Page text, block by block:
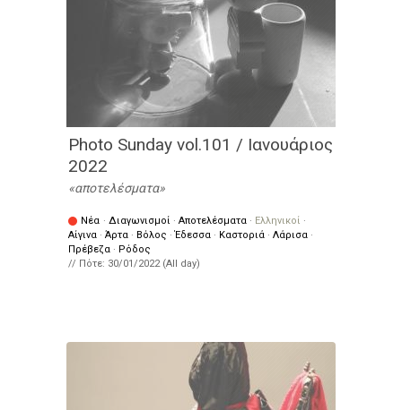
Photo Sunday vol.101 / Ιανουάριος
2022
αποτελέσματα
Νέα · Διαγωνισμοί · Αποτελέσματα · Ελληνικοί ·
Αίγινα · Άρτα · Βόλος ·Έδεσσα · Καστοριά · Λάρισα ·
Πρέβεζα · Ρόδος
// Πότε: 30/01/2022 (All day)